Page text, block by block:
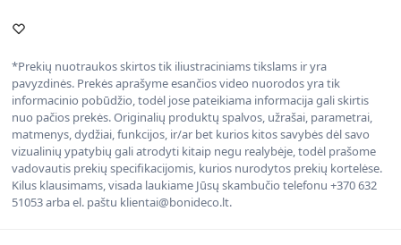
*Prekių nuotraukos skirtos tik iliustraciniams tikslams ir yra
pavyzdinės. Prekės aprašyme esančios video nuorodos yra tik
informacinio pobūdžio, todėl jose pateikiama informacija gali skirtis
nuo pačios prekės. Originalių produktų spalvos, užrašai, parametrai,
matmenys, dydžiai, funkcijos, ir/ar bet kurios kitos savybės dėl savo
vizualinių ypatybių gali atrodyti kitaip negu realybėje, todėl prašome
vadovautis prekių specifikacijomis, kurios nurodytos prekių kortelėse.
Kilus klausimams, visada laukiame Jūsų skambučio telefonu +370 632
51053 arba el. paštu klientai@bonideco.lt.